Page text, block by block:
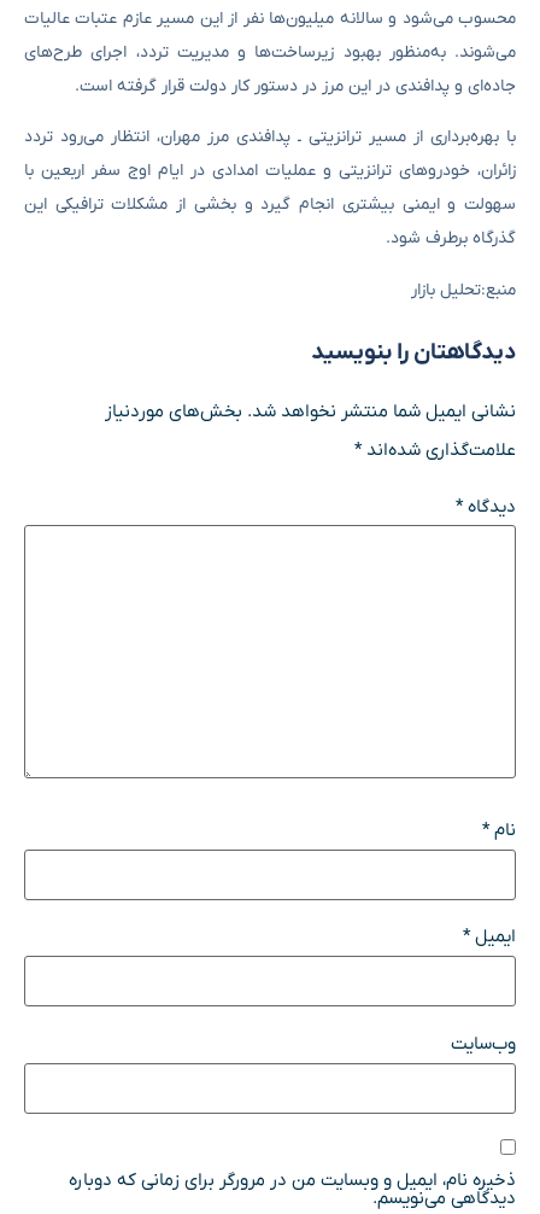
محسوب می‌شود و سالانه میلیون‌ها نفر از این مسیر عازم عتبات عالیات
می‌شوند. به‌منظور بهبود زیرساخت‌ها و مدیریت تردد، اجرای طرح‌های
جاده‌ای و پدافندی در این مرز در دستور کار دولت قرار گرفته است.
با بهره‌برداری از مسیر ترانزیتی ـ پدافندی مرز مهران، انتظار می‌رود تردد
زائران، خودروهای ترانزیتی و عملیات امدادی در ایام اوج سفر اربعین با
سهولت و ایمنی بیشتری انجام گیرد و بخشی از مشکلات ترافیکی این
گذرگاه برطرف شود.
منبع:تحلیل بازار
دیدگاهتان را بنویسید
نشانی ایمیل شما منتشر نخواهد شد. بخش‌های موردنیاز
علامت‌گذاری شده‌اند*
دیدگاه*
نام*
ایمیل*
وب‌سایت
ذخیره نام، ایمیل و وبسایت من در مرورگر برای زمانی که دوباره
دیدگاهی می‌نویسم.